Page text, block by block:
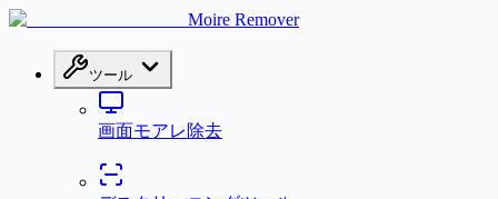
Moire Remover
ツール
画面モアレ除去